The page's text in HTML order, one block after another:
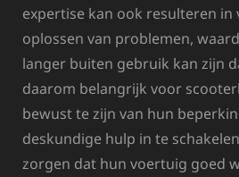
expertise kan ook resulteren
oplossen van problemen,
langer buiten gebruik kan zijn
daarom belangrijk voor
bewust te zijn van hun
deskundige hulp in te
zorgen dat hun voertuig goed